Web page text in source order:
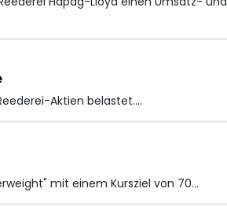
Aktien belastet.…
mit einem Kursziel von 70…